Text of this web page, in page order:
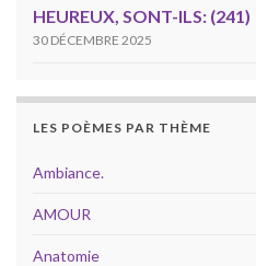
HEUREUX, SONT-ILS: (241)
30 DÉCEMBRE 2025
LES POÈMES PAR THÈME
Ambiance.
AMOUR
Anatomie